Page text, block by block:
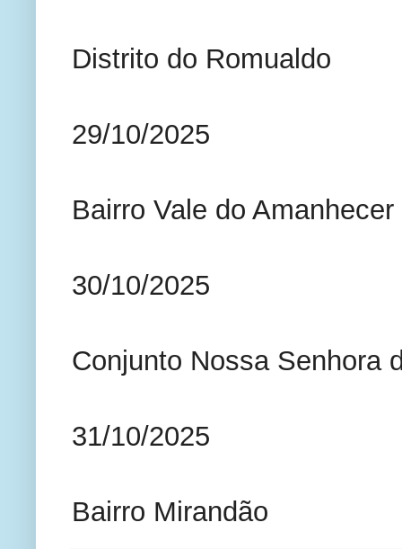
Distrito do Romualdo
29/10/2025
Bairro Vale do Amanhecer
30/10/2025
Conjunto Nossa Senhora
31/10/2025
Bairro Mirandão